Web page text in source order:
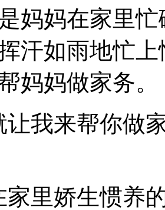
妈妈在家里
汗如雨地忙
妈妈做家务。
让我来帮你做
家里娇生惯养